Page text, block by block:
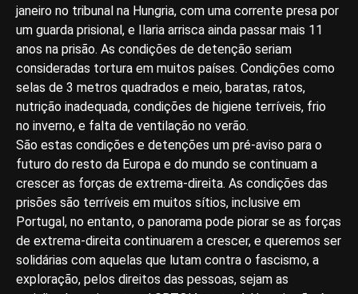
janeiro no tribunal na Hungria, com uma corrente presa por
um guarda prisional, e Ilaria arrisca ainda passar mais 11
anos na prisão. As condições de detenção seriam
consideradas tortura em muitos países. Condições como
selas de 3 metros quadrados e meio, baratas, ratos,
nutrição inadequada, condições de higiene terríveis, frio
no inverno, e falta de ventilação no verão.
São estas condições e detenções um pré-aviso para o
futuro do resto da Europa e do mundo se continuam a
crescer as forças de extrema-direita. As condições das
prisões são terríveis em muitos sítios, inclusive em
Portugal, no entanto, o panorama pode piorar se as forças
de extrema-direita continuarem a crescer, e queremos ser
solidárias com aquelas que lutam contra o fascismo, a
exploração, pelos direitos das pessoas, sejam as